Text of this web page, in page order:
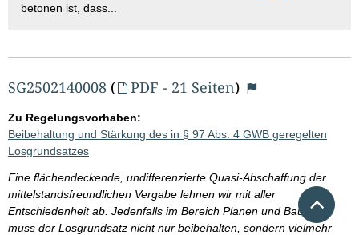
betonen ist, dass...
SG2502140008 ( PDF - 21 Seiten)
Zu Regelungsvorhaben:
Beibehaltung und Stärkung des in § 97 Abs. 4 GWB geregelten
Losgrundsatzes
Eine flächendeckende, undifferenzierte Quasi-Abschaffung der
mittelstandsfreundlichen Vergabe lehnen wir mit aller
Entschiedenheit ab. Jedenfalls im Bereich Planen und Bauens
muss der Losgrundsatz nicht nur beibehalten, sondern vielmehr